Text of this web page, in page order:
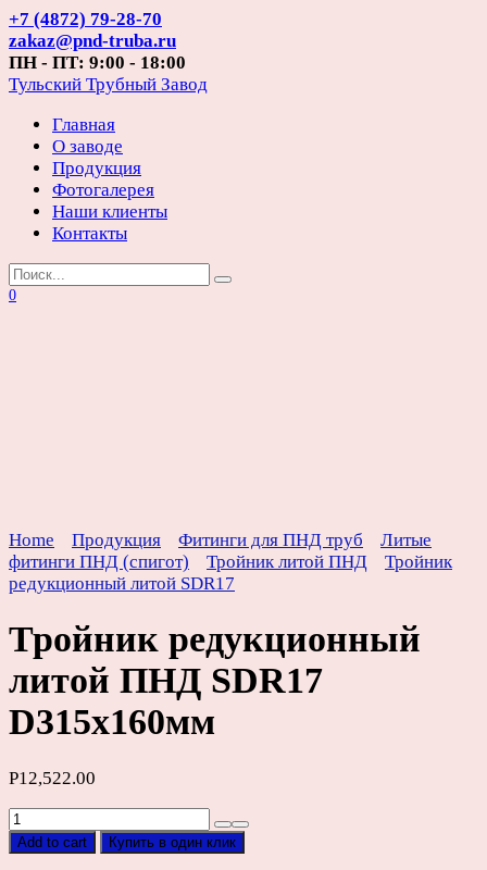
Перейти
к
содержанию
+7 (4872) 79-28-70
zakaz@pnd-truba.ru
ПН - ПТ: 9:00 - 18:00
Тульский Трубный Завод
Главная
О заводе
Продукция
Фотогалерея
Наши клиенты
Контакты
Search
for:
0
Home Продукция Фитинги для ПНД труб
Литые
фитинги ПНД (спигот)
Тройник литой ПНД
Тройник
редукционный литой SDR17
Тройник редукционный
литой ПНД SDR17
D315х160мм
Р12,522.00
Тройник
редукционный
Add to cart Купить в один клик